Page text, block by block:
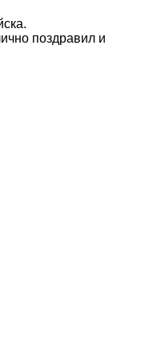
поздравил и